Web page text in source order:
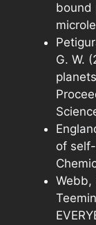
bound
G. W.
of
Webb,